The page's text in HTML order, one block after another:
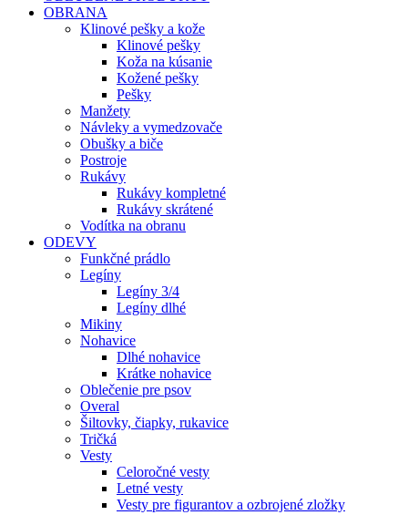
OBRANA
Klinové pešky a kože
Klinové pešky
Koža na kúsanie
Kožené pešky
Pešky
Manžety
Návleky a vymedzovače
Obušky a biče
Postroje
Rukávy
Rukávy kompletné
Rukávy skrátené
Vodítka na obranu
ODEVY
Funkčné prádlo
Legíny
Legíny 3/4
Legíny dlhé
Mikiny
Nohavice
Dlhé nohavice
Krátke nohavice
Oblečenie pre psov
Overal
Šiltovky, čiapky, rukavice
Tričká
Vesty
Celoročné vesty
Letné vesty
Vesty pre figurantov a ozbrojené zložky